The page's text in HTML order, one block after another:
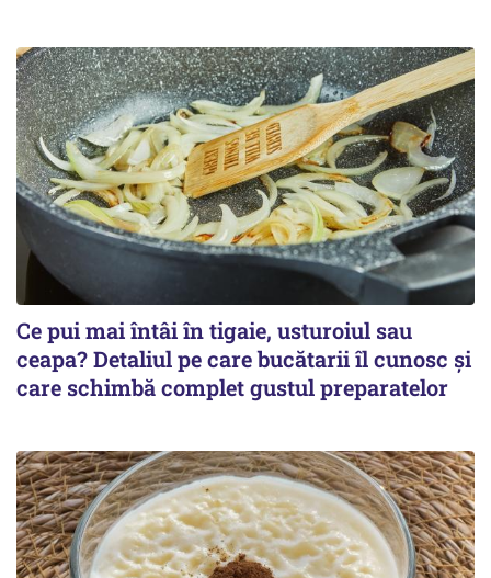
Ce pui mai întâi în tigaie, usturoiul sau
ceapa? Detaliul pe care bucătarii îl cunosc și
care schimbă complet gustul preparatelor